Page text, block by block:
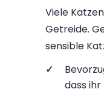
Viele
Getreide.
sensible
✓
dass